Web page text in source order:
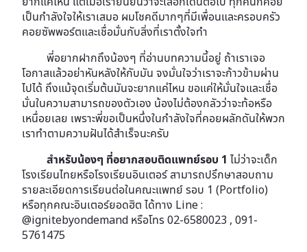
เป็นกำลังใจให้เราเสมอ ผมโชคดีมากๆที่มีเพื่อนและครอบครัว
คอยซัพพอร์ตและเชื่อมั่นกับสิ่งที่เราตั้งใจทำ
พี่อยากฝากถึงน้องๆ ที่อ่านบทความนี้อยู่ ถ้าเราเจอ
โอกาสแล้วอย่าหันหลังให้กับมัน จงมั่นใจว่าเราจะก้าวข้ามผ่าน
ไปได้ ถึงแม้จุดเริ่มต้นมันจะยากแค่ไหน ขอแค่ให้มั่นใจและเชื่อ
มั่นในความสามารถของตัวเอง น้องไม่ต้องกลัวว่าจะท้อหรือ
เหนื่อยเลย เพราะพี่ขอเป็นหนึ่งในกำลังใจที่คอยผลักดันให้พวก
เราทำตามความฝันได้สำเร็จนะครับ
สำหรับน้องๆ ที่อยากสอบติดแพทย์รอบ 1 ไม่ว่าจะเด็ก
โรงเรียนไทยหรือโรงเรียนอินเตอร์ สามารถปรึกษาสอบถาม
รายละเอียดการเรียนต่อในคณะแพทย์ รอบ 1 (Portfolio)
หรือทุกคณะอินเตอร์ยอดฮิต ได้ทาง Line :
@ignitebyondemand หรือโทร 02-6580023 , 091-
5761475